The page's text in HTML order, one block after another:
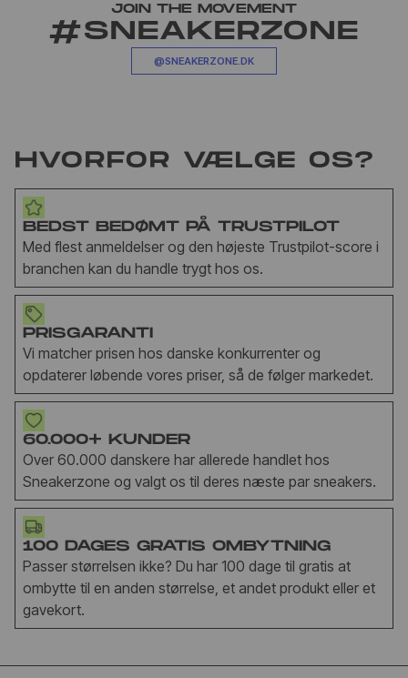
JOIN THE MOVEMENT
#SNEAKERZONE
@SNEAKERZONE.DK
HVORFOR VÆLGE OS?
BEDST BEDØMT PÅ TRUSTPILOT
Med flest anmeldelser og den højeste Trustpilot-score i
branchen kan du handle trygt hos os.
PRISGARANTI
Vi matcher prisen hos danske konkurrenter og
opdaterer løbende vores priser, så de følger markedet.
60.000+ KUNDER
Over 60.000 danskere har allerede handlet hos
Sneakerzone og valgt os til deres næste par sneakers.
100 DAGES GRATIS OMBYTNING
Passer størrelsen ikke? Du har 100 dage til gratis at
ombytte til en anden størrelse, et andet produkt eller et
gavekort.